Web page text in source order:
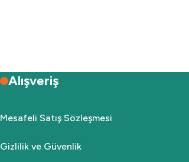
Alışveriş
Mesafeli Satış Sözleşmesi
Gizlilik ve Güvenlik